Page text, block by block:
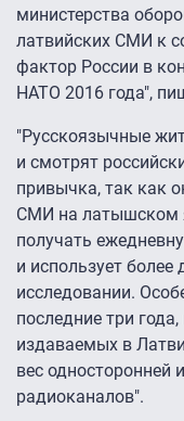
министерства
латвийских СМИ к
фактор России в
НАТО 2016 года",
"Русскоязычные
и смотрят
привычка, так как
СМИ на латышском
получать
и использует более
исследовании.
последние три
издаваемых в
вес односторонней
радиоканалов".